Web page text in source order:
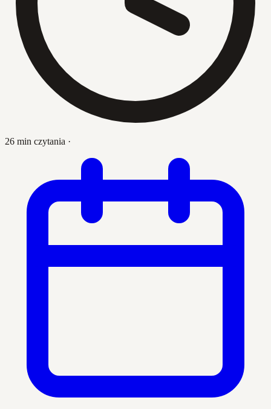
26 min czytania ·